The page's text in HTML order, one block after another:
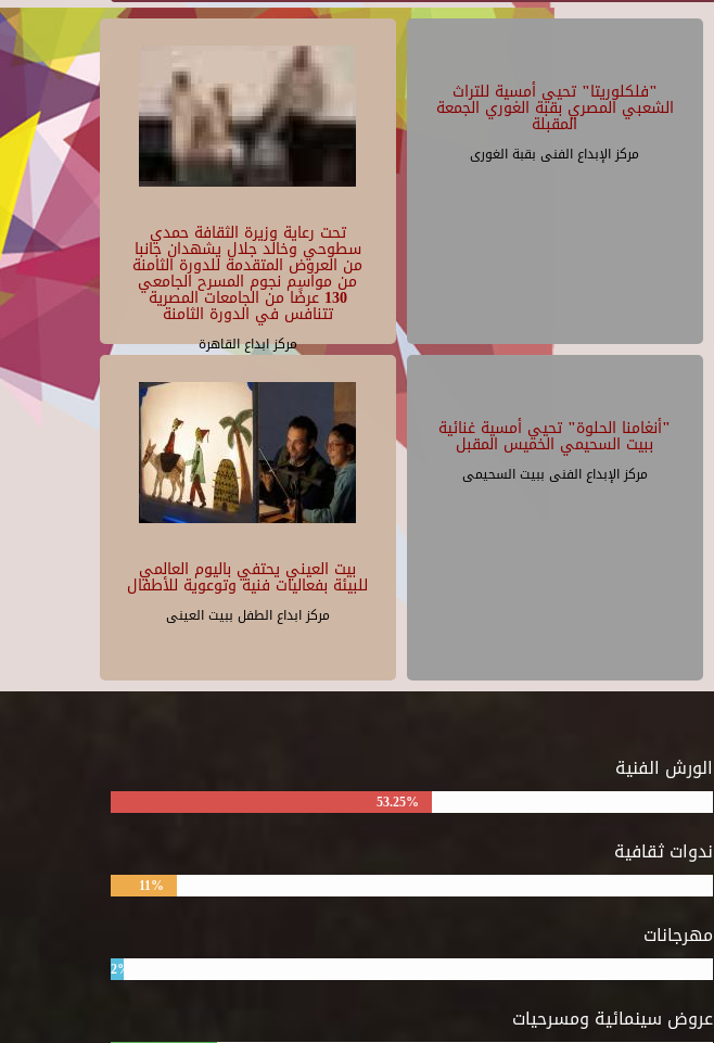
تحت رعاية وزيرة الثقافة حمدي
سطوحي وخالد جلال يشهدان جانبا
من العروض المتقدمة للدورة الثامنة
من مواسم نجوم المسرح الجامعي
130 عرضًا من الجامعات المصرية
تتنافس في الدورة الثامنة
مركز ابداع القاهرة
"فلكلوريتا" تحيي أمسية للتراث
الشعبي المصري بقبة الغوري الجمعة
المقبلة
مركز الإبداع الفنى بقبة الغورى
بيت العيني يحتفي باليوم العالمي
للبيئة بفعاليات فنية وتوعوية للأطفال
مركز ابداع الطفل ببيت العينى
"أنغامنا الحلوة" تحيي أمسية غنائية
ببيت السحيمي الخميس المقبل
مركز الإبداع الفنى ببيت السحيمى
الورش الفنية
53.25%
ندوات ثقافية
11%
مهرجانات
2%
عروض سينمائية ومسرحيات